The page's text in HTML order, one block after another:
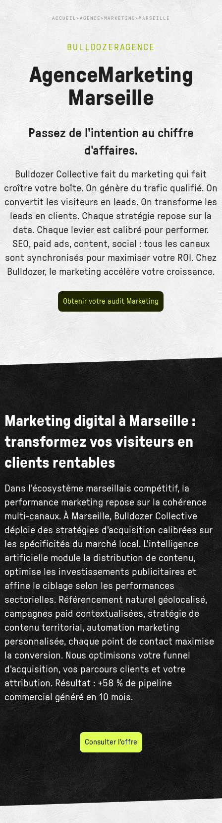
ACCUEIL > AGENCE > MARKETING > MARSEILLE
BULLDOZERAGENCE
AgenceMarketing
Marseille
Passez de l'intention au chiffre
d'affaires.
Bulldozer Collective fait du marketing qui fait
croître votre boîte. On génère du trafic qualifié. On
convertit les visiteurs en leads. On transforme les
leads en clients. Chaque stratégie repose sur la
data. Chaque levier est calibré pour performer.
SEO, paid ads, content, social : tous les canaux
sont synchronisés pour maximiser votre ROI. Chez
Bulldozer, le marketing accélère votre croissance.
Obtenir votre audit Marketing
Marketing digital à Marseille :
transformez vos visiteurs en
clients rentables
Dans l'écosystème marseillais compétitif, la
performance marketing repose sur la cohérence
multi-canaux. À Marseille, Bulldozer Collective
déploie des stratégies d'acquisition calibrées sur
les spécificités du marché local. L'intelligence
artificielle module la distribution de contenu,
optimise les investissements publicitaires et
affine le ciblage selon les performances
sectorielles. Référencement naturel géolocalisé,
campagnes paid contextualisées, stratégie de
contenu territorial, automation marketing
personnalisée, chaque point de contact maximise
la conversion. Nous optimisons votre funnel
d'acquisition, vos parcours clients et votre
attribution. Résultat : +58 % de pipeline
commercial généré en 10 mois.
Consulter l'offre